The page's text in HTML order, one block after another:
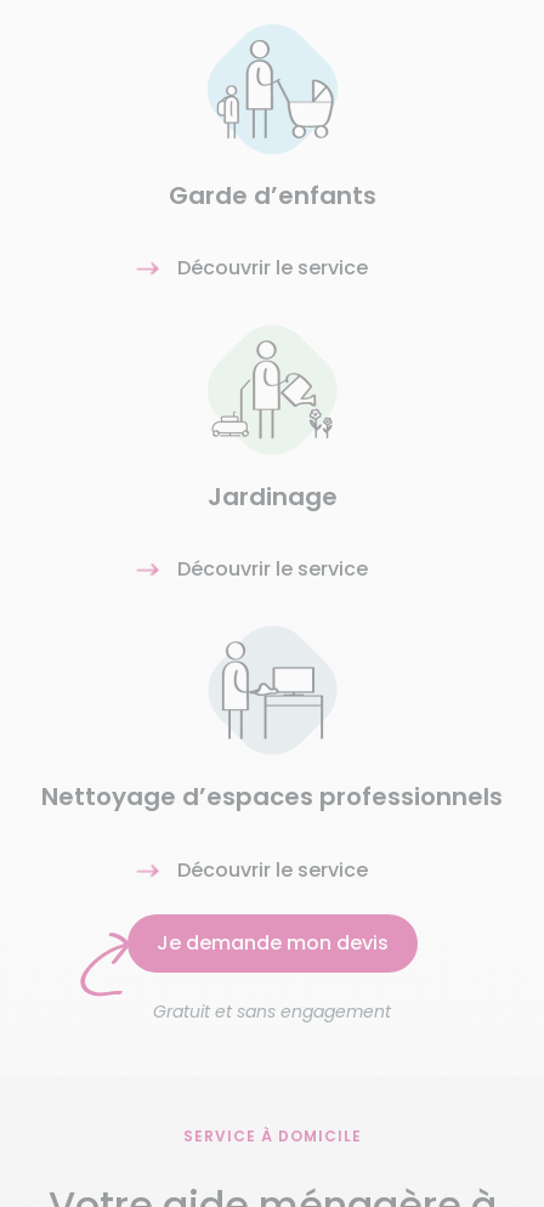
Garde d’enfants
Découvrir le service
Jardinage
Découvrir le service
Nettoyage d’espaces professionnels
Découvrir le service
Je demande mon devis
Gratuit et sans engagement
SERVICE À DOMICILE